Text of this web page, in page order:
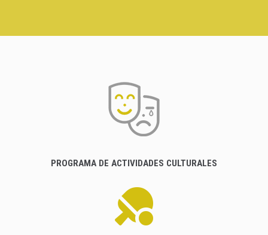
PROGRAMA DE ACTIVIDADES CULTURALES